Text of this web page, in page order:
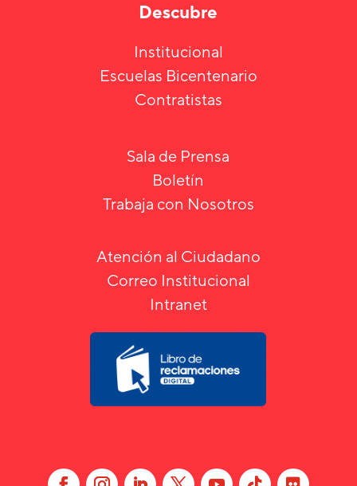
Descubre
Institucional
Escuelas Bicentenario
Contratistas
Sala de Prensa
Boletín
Trabaja con Nosotros
Atención al Ciudadano
Correo Institucional
Intranet